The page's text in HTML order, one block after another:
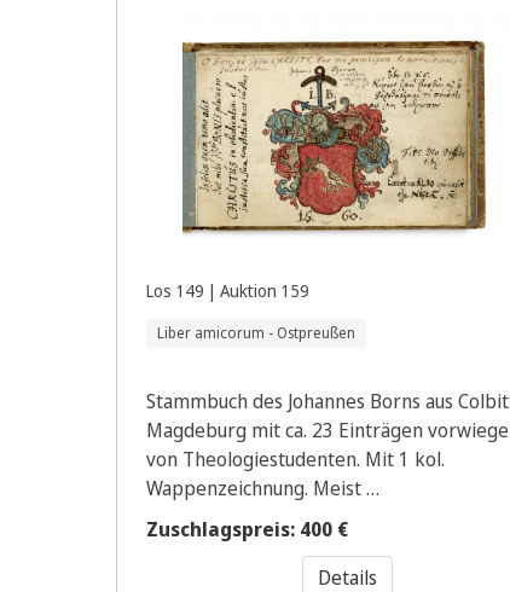
Los 149 | Auktion 159
Liber amicorum - Ostpreußen
Stammbuch des Johannes Borns aus
Magdeburg mit ca. 23 Einträgen
von Theologiestudenten. Mit 1 kol.
Wappenzeichnung. Meist …
Zuschlagspreis: 400 €
Details